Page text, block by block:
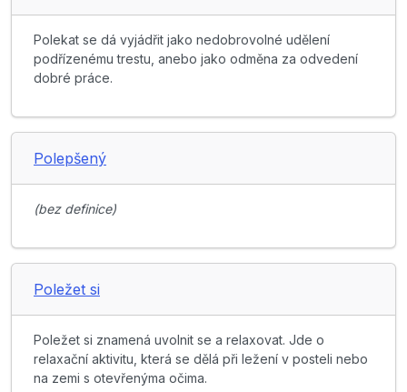
Polekat se dá vyjádřit jako nedobrovolné udělení
podřízenému trestu, anebo jako odměna za odvedení
dobré práce.
Polepšený
(bez definice)
Poležet si
Poležet si znamená uvolnit se a relaxovat. Jde o
relaxační aktivitu, která se dělá při ležení v posteli nebo
na zemi s otevřenýma očima.